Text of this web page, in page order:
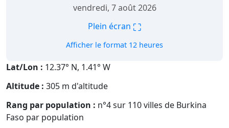
vendredi, 7 août 2026
Plein écran ⛶
Afficher le format 12 heures
Lat/Lon : 12.37° N, 1.41° W
Altitude : 305 m d'altitude
Rang par population : n°4 sur 110 villes de Burkina
Faso par population